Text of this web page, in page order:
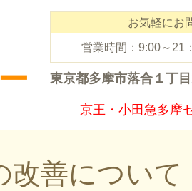
お気軽にお
営業時間：9:00～
東京都多摩市落合１丁
京王・小田急多摩
改善について